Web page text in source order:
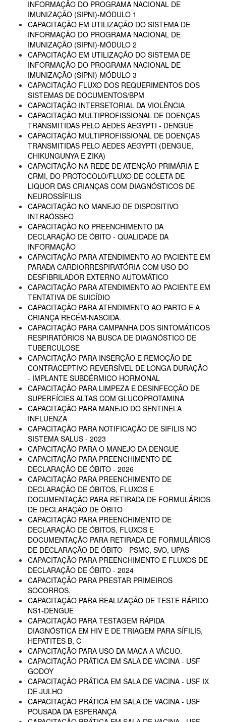
INFORMAÇÃO DO PROGRAMA NACIONAL DE
IMUNIZAÇÃO (SIPNI)-MÓDULO 1
CAPACITAÇÃO EM UTILIZAÇÃO DO SISTEMA DE
INFORMAÇÃO DO PROGRAMA NACIONAL DE
IMUNIZAÇÃO (SIPNI)-MÓDULO 2
CAPACITAÇÃO EM UTILIZAÇÃO DO SISTEMA DE
INFORMAÇÃO DO PROGRAMA NACIONAL DE
IMUNIZAÇÃO (SIPNI)-MÓDULO 3
CAPACITAÇÃO FLUXO DOS REQUERIMENTOS DOS
SISTEMAS DE DOCUMENTOS/BPM
CAPACITAÇÃO INTERSETORIAL DA VIOLÊNCIA
CAPACITAÇÃO MULTIPROFISSIONAL DE DOENÇAS
TRANSMITIDAS PELO AEDES AEGYPTI - DENGUE
CAPACITAÇÃO MULTIPROFISSIONAL DE DOENÇAS
TRANSMITIDAS PELO AEDES AEGYPTI (DENGUE,
CHIKUNGUNYA E ZIKA)
CAPACITAÇÃO NA REDE DE ATENÇÃO PRIMÁRIA E
CRMI, DO PROTOCOLO/FLUXO DE COLETA DE
LIQUOR DAS CRIANÇAS COM DIAGNÓSTICOS DE
NEUROSSÍFILIS
CAPACITAÇÃO NO MANEJO DE DISPOSITIVO
INTRAÓSSEO
CAPACITAÇÃO NO PREENCHIMENTO DA
DECLARAÇÃO DE ÓBITO - QUALIDADE DA
INFORMAÇÃO
CAPACITAÇÃO PARA ATENDIMENTO AO PACIENTE EM
PARADA CARDIORRESPIRATÓRIA COM USO DO
DESFIBRILADOR EXTERNO AUTOMÁTICO
CAPACITAÇÃO PARA ATENDIMENTO AO PACIENTE EM
TENTATIVA DE SUICÍDIO
CAPACITAÇÃO PARA ATENDIMENTO AO PARTO E A
CRIANÇA RECÉM-NASCIDA.
CAPACITAÇÃO PARA CAMPANHA DOS SINTOMÁTICOS
RESPIRATÓRIOS NA BUSCA DE DIAGNÓSTICO DE
TUBERCULOSE
CAPACITAÇÃO PARA INSERÇÃO E REMOÇÃO DE
CONTRACEPTIVO REVERSÍVEL DE LONGA DURAÇÃO
- IMPLANTE SUBDÉRMICO HORMONAL
CAPACITAÇÃO PARA LIMPEZA E DESINFECÇÃO DE
SUPERFÍCIES ALTAS COM GLUCOPROTAMINA
CAPACITAÇÃO PARA MANEJO DO SENTINELA
INFLUENZA
CAPACITAÇÃO PARA NOTIFICAÇÃO DE SIFILIS NO
SISTEMA SALUS - 2023
CAPACITAÇÃO PARA O MANEJO DA DENGUE
CAPACITAÇÃO PARA PREENCHIMENTO DE
DECLARAÇÃO DE ÓBITO - 2026
CAPACITAÇÃO PARA PREENCHIMENTO DE
DECLARAÇÃO DE ÓBITOS, FLUXOS E
DOCUMENTAÇÃO PARA RETIRADA DE FORMULÁRIOS
DE DECLARAÇÃO DE ÓBITO
CAPACITAÇÃO PARA PREENCHIMENTO DE
DECLARAÇÃO DE ÓBITOS, FLUXOS E
DOCUMENTAÇÃO PARA RETIRADA DE FORMULÁRIOS
DE DECLARAÇÃO DE ÓBITO - PSMC, SVO, UPAS
CAPACITAÇÃO PARA PREENCHIMENTO E FLUXOS DE
DECLARAÇÃO DE ÓBITO - 2024
CAPACITAÇÃO PARA PRESTAR PRIMEIROS
SOCORROS.
CAPACITAÇÃO PARA REALIZAÇÃO DE TESTE RÁPIDO
NS1-DENGUE
CAPACITAÇÃO PARA TESTAGEM RÁPIDA
DIAGNÓSTICA EM HIV E DE TRIAGEM PARA SÍFILIS,
HEPATITES B, C
CAPACITAÇÃO PARA USO DA MACA A VÁCUO.
CAPACITAÇÃO PRÁTICA EM SALA DE VACINA - USF
GODOY
CAPACITAÇÃO PRÁTICA EM SALA DE VACINA - USF IX
DE JULHO
CAPACITAÇÃO PRÁTICA EM SALA DE VACINA - USF
POUSADA DA ESPERANÇA